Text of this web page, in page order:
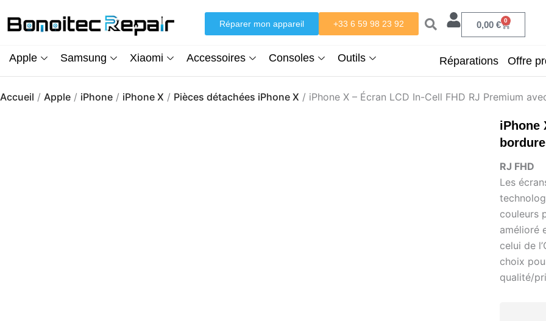
au
Réparer mon appareil +33 6 59 98 23 92 0,00 € 0
Panier
Apple Samsung Xiaomi Accessoires Consoles Outils Réparations Offre
Accueil / Apple / iPhone / iPhone X / Pièces détachées iPhone X / iPhone X – Écran LCD In-Cell FHD RJ Premium
iPhone
RJ FHD
Les
couleurs
amélioré
celui de
choix
qualité/